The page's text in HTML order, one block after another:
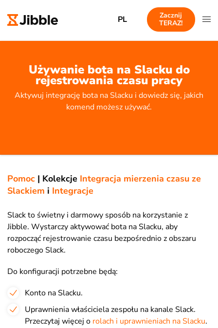
PL
Zacznij
TERAZ!
Używanie bota na Slacku do
rejestrowania czasu pracy
Aktywuj integrację bota na Slacku i dowiedz się, jakich
komend możesz używać.
Pomoc | Kolekcje Integracja mierzenia czasu ze
Slackiem i Integracje
Slack to świetny i darmowy sposób na korzystanie z
Jibble. Wystarczy aktywować bota na Slacku, aby
rozpocząć rejestrowanie czasu bezpośrednio z obszaru
roboczego Slack.
Do konfiguracji potrzebne będą:
Konto na Slacku.
Uprawnienia właściciela zespołu na kanale Slack.
Przeczytaj więcej o rolach i uprawnieniach na Slacku.